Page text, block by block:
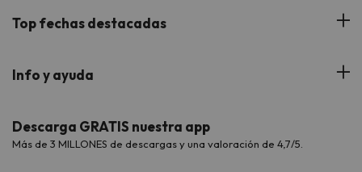
Proveedores
Viajes para grupos
Hoteles Cataluña
Hoteles Galicia
Viajes con Niños
Viajes de Novios
Chollos con Todo Incluido
Top fechas destacadas
Verano
Vacaciones en Agosto
Info y ayuda
Contáctanos
Preguntas frecuentes
Descarga GRATIS nuestra app
Más de 3 MILLONES de descargas y una valoración de 4,7/5.